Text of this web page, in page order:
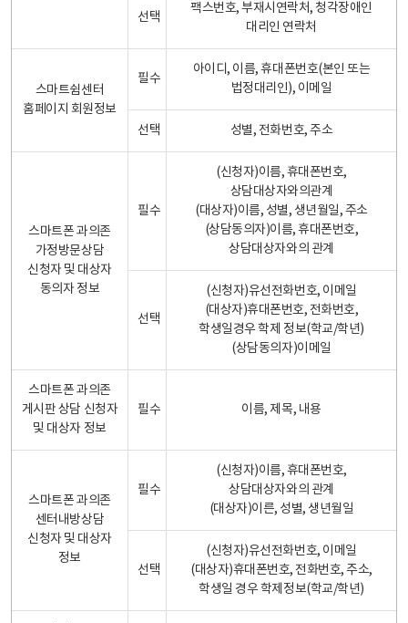
선택
팩스번호, 부재시연락처, 청각장애인
대리인 연락처
스마트쉼센터
홈페이지 회원정보
필수
아이디, 이름, 휴대폰번호(본인 또는
법정대리인), 이메일
선택 성별, 전화번호, 주소
스마트폰 과의존
가정방문상담
신청자 및 대상자
동의자 정보
필수
(신청자)이름, 휴대폰번호,
상담대상자와의관계
(대상자)이름, 성별, 생년월일, 주소
(상담동의자)이름, 휴대폰번호,
상담대상자와의 관계
선택
(신청자)유선전화번호, 이메일
(대상자)휴대폰번호, 전화번호,
학생일경우 학제 정보(학교/학년)
(상담동의자)이메일
스마트폰 과의존
게시판 상담 신청자
및 대상자 정보
필수 이름, 제목, 내용
스마트폰 과의존
센터내방상담
신청자 및 대상자
정보
필수
(신청자)이름, 휴대폰번호,
상담대상자와의 관계
(대상자)이른, 성별, 생년월일
선택
(신청자)유선전화번호, 이메일
(대상자)휴대폰번호, 전화번호, 주소,
학생일 경우 학제정보(학교/학년)